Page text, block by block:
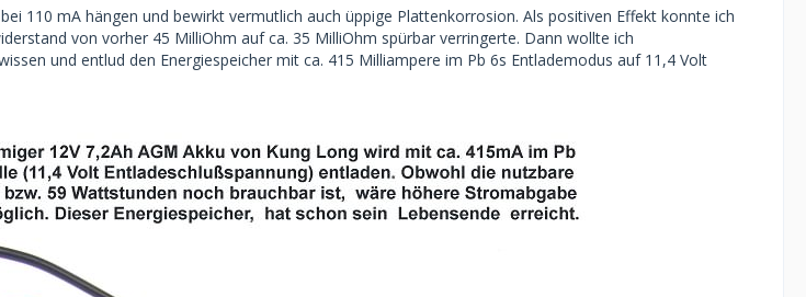
110 mA hängen und bewirkt vermutlich auch üppige Plattenkorrosion. Als positiven Effekt konnte ich
von vorher 45 MilliOhm auf ca. 35 MilliOhm spürbar verringerte. Dann wollte ich
und entlud den Energiespeicher mit ca. 415 Milliampere im Pb 6s Entlademodus auf 11,4 Volt